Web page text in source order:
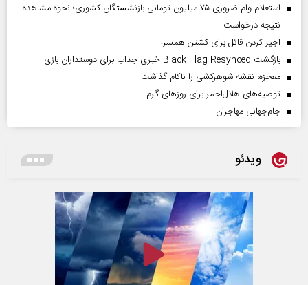
استعلام وام ضروری ۷۵ میلیون تومانی بازنشستگان کشوری؛ نحوه مشاهده
نتیجه درخواست
اجیر کردن قاتل برای کشتن همسر!
بازگشت Black Flag Resynced خبری جذاب برای دوستداران بازی
معجزه، نقشه شوهرکشی را ناکام گذاشت
توصیه‌های هلال‌احمر برای روز‌های گرم
جام‌جهانی مهاجران
ویدئو